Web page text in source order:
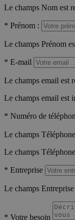
Le champs Nom est
* Prénom :
Le champs Prénom
* E-mail
Le champs email est
Le champs email est
* Numéro de
Le champs
Le champs
* Entreprise
Le champs
* Votre besoin